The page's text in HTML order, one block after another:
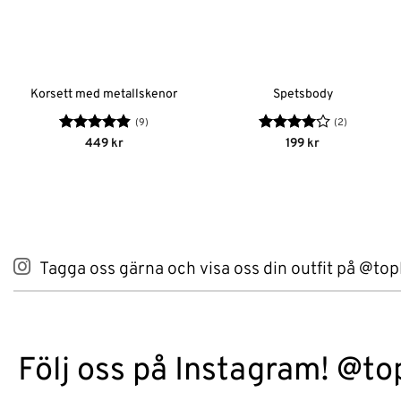
Korsett med metallskenor
Betygsatt
(9)
449 kr
Spetsbody
Betygsatt
(2)
199 kr
Tagga oss gärna och visa oss din outfit på
Följ oss på Instagram!